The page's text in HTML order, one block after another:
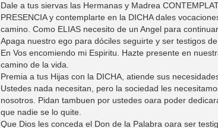
Dale a tus siervas las Hermanas y Madrea
PRESENCIA y contemplarte en la DICHA dales
camino. Como ELIAS necesito de un Angel para
Apaga nuestro ego para dóciles seguirte y ser testigos de
En Vos encomiendo mi Espiritu. Hazte presente en
camino de la vida.
Premia a tus Hijas con la DICHA, atiende sus
Ustedes nada necesitan, pero la sociedad les
nosotros. Pidan tambuen por ustedes oara poder
que nadie se lo quite.
Que Dios les conceda el Don de la Palabra oara ser